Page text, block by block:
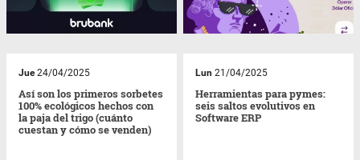
Jue24/04/2025
Así son los primeros sorbetes
100% ecológicos hechos con
la paja del trigo (cuánto
cuestan y cómo se venden)
Lun 21/04/2025
Herramientas para pymes:
seis saltos evolutivos en
Software ERP